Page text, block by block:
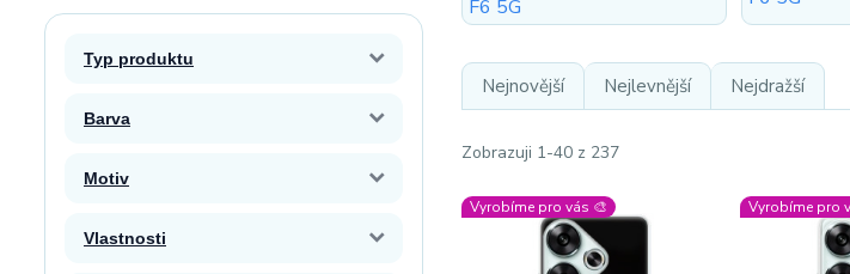
Typ produktu
Barva
Motiv
Vlastnosti
Nejnovější Nejlevnější Nejdražší
Zobrazuji 1-40 z 237
Vyrobíme pro vás 🎨 Vyrobíme pro